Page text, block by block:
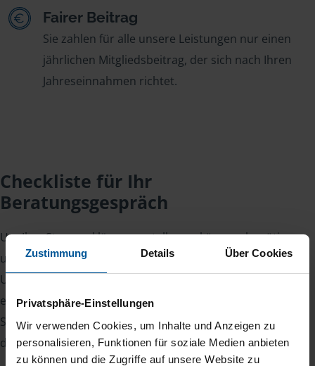
Zustimmung Details Über Cookies
Privatsphäre-Einstellungen
Wir verwenden Cookies, um Inhalte und Anzeigen zu
personalisieren, Funktionen für soziale Medien anbieten
zu können und die Zugriffe auf unsere Website zu
Fairer Beitrag
Sie zahlen für alle unsere Leistungen nur einen
jährlichen Mitgliedsbeitrag, der sich nach Ihren
Jahreseinnahmen richtet.
Checkliste für Ihr
Beratungsgespräch
Um Ihre Steuererklärung erstellen zu können, benötigen
unsere Beraterinnen und Berater eine Reihe von
Unterlagen von Ihnen. Dazu gehört beispielsweise die
elektronische Lohnsteuerbescheinigung, Ihre
Steueridentifikationsnummer, der Rentenbescheid oder
die Bescheinigung über das Kindergeld.